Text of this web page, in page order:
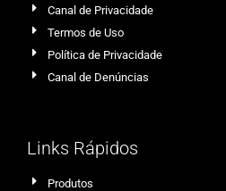
Canal de Privacidade
Termos de Uso
Política de Privacidade
Canal de Denúncias
Links Rápidos
Produtos